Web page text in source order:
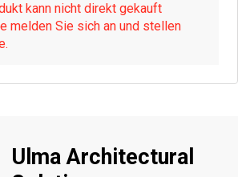
kann nicht direkt gekauft
melden Sie sich an und stellen
Ulma Architectural